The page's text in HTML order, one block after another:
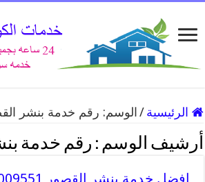
الرئيسية / الوسم: رقم خدمة بنشر
أرشيف الوسم : رقم خدمة